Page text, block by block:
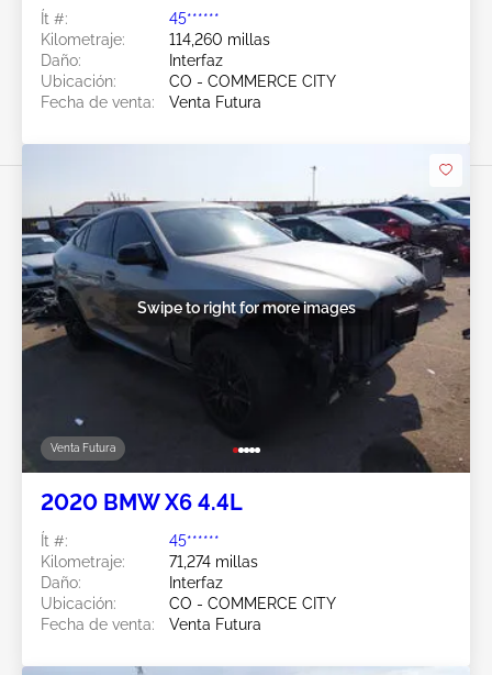
Ít #:
45******
Kilometraje:
114,260 millas
Daño:
Interfaz
Ubicación:
CO - COMMERCE CITY
Fecha de venta:
Venta Futura
Venta Futura
Swipe to right for more images
2020 BMW X6 4.4L
Ít #:
45******
Kilometraje:
71,274 millas
Daño:
Interfaz
Ubicación:
CO - COMMERCE CITY
Fecha de venta:
Venta Futura